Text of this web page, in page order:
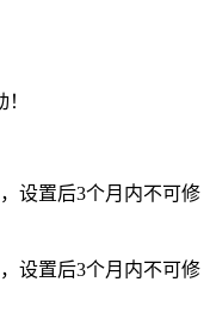
设置后3个月内不可修
设置后3个月内不可修